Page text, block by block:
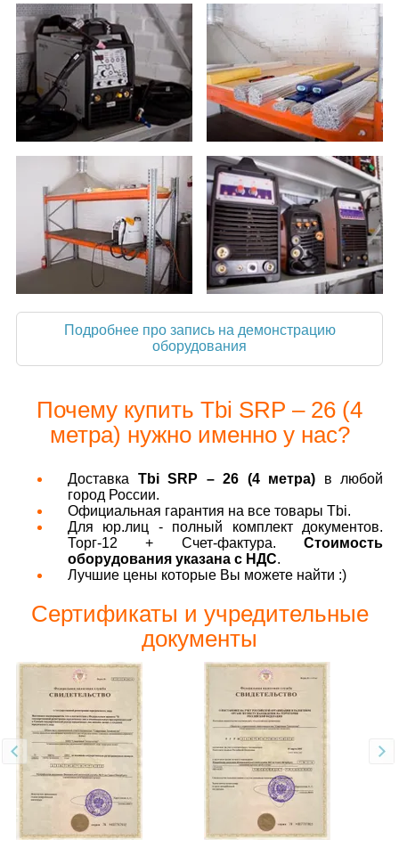
Подробнее про запись на демонстрацию
оборудования
Почему купить Tbi SRP – 26 (4
метра) нужно именно у нас?
Доставка Tbi SRP – 26 (4 метра) в любой
город России.
Официальная гарантия на все товары Tbi.
Для юр.лиц - полный комплект документов.
Торг-12 + Счет-фактура. Стоимость
оборудования указана с НДС.
Лучшие цены которые Вы можете найти :)
Сертификаты и учредительные
документы